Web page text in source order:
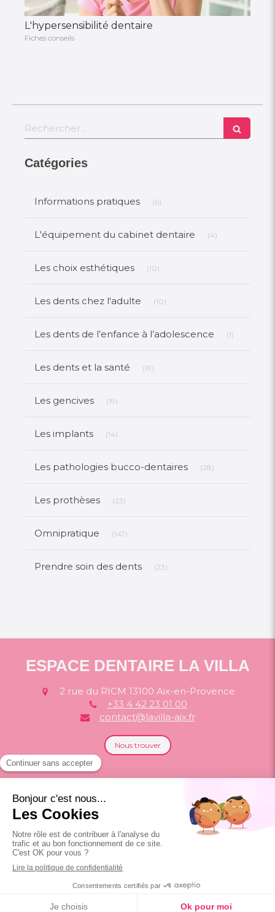
L'hypersensibilité dentaire
Fiches conseils
Rechercher
Catégories
Informations pratiques (6)
L'équipement du cabinet dentaire (4)
Les choix esthétiques (10)
Les dents chez l'adulte (10)
Les dents de l’enfance à l’adolescence (1)
Les dents et la santé (19)
Les gencives (19)
Les implants (14)
Les pathologies bucco-dentaires (28)
Les prothèses (23)
Omnipratique (147)
Prendre soin des dents (23)
ESPACE DENTAIRE LA VILLA
2 rue du RICM 13100 Aix-en-Provence
+33 4 42 23 01 00
contact@lavilla-aix.fr
Nous trouver
Mentions légales
Conditions Générales Utilisation
Charte déontologique
Ordre national
Annuaire chirurgiens dentistes
Création par